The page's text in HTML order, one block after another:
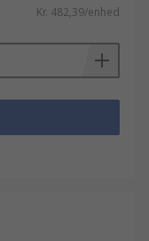
Kr. 482,39/enhed